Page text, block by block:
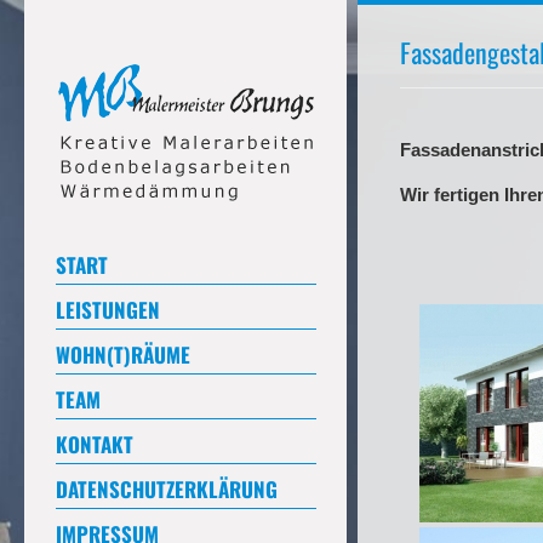
START
LEISTUNGEN
WOHN(T)RÄUME
TEAM
KONTAKT
DATENSCHUTZERKLÄRUNG
IMPRESSUM
Wir fertigen